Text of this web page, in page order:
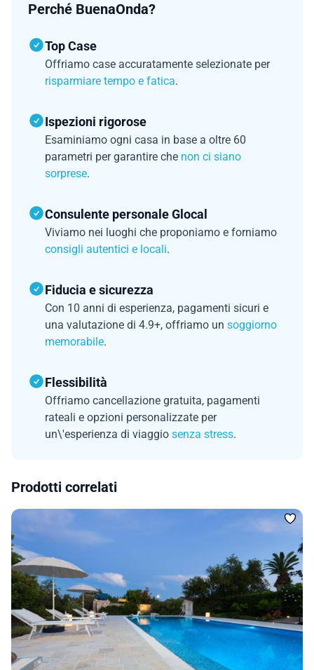
Perché BuenaOnda?
Top Case
Offriamo case accuratamente selezionate per
risparmiare tempo e fatica.
Ispezioni rigorose
Esaminiamo ogni casa in base a oltre 60
parametri per garantire che non ci siano
sorprese.
Consulente personale Glocal
Viviamo nei luoghi che proponiamo e forniamo
consigli autentici e locali.
Fiducia e sicurezza
Con 10 anni di esperienza, pagamenti sicuri e
una valutazione di 4.9+, offriamo un soggiorno
memorabile.
Flessibilità
Offriamo cancellazione gratuita, pagamenti
rateali e opzioni personalizzate per
un\'esperienza di viaggio senza stress.
Prodotti correlati